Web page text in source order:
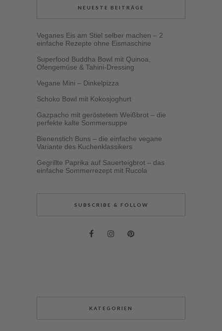
NEUESTE BEITRÄGE
Veganes Eis am Stiel selber machen – 2
einfache Rezepte ohne Eismaschine
Superfood Buddha Bowl mit Quinoa,
Ofengemüse & Tahini-Dressing
Vegane Mini – Dinkelpizza
Schoko Bowl mit Kokosjoghurt
Gazpacho mit geröstetem Weißbrot – die
perfekte kalte Sommersuppe
Bienenstich Buns – die einfache vegane
Variante des Kuchenklassikers
Gegrillte Paprika auf Sauerteigbrot – das
einfache Sommerrezept mit Rucola
SUBSCRIBE & FOLLOW
KATEGORIEN